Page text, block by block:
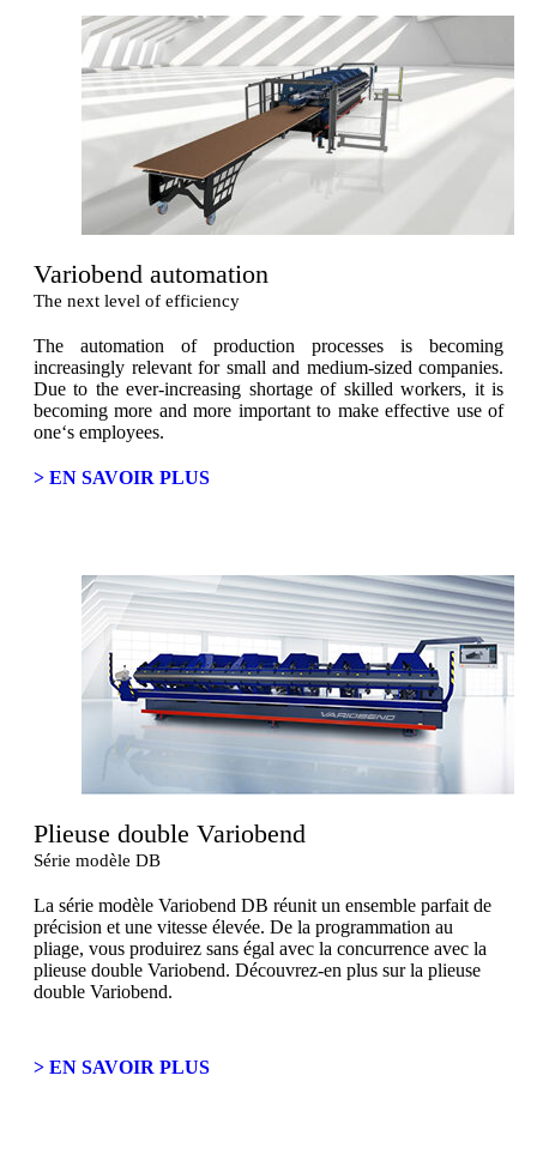
Variobend automation
The next level of efficiency
The automation of production processes is becoming
increasingly relevant for small and medium-sized companies.
Due to the ever-increasing shortage of skilled workers, it is
becoming more and more important to make effective use of
one‘s employees.
> EN SAVOIR PLUS
Plieuse double Variobend
Série modèle DB
La série modèle Variobend DB réunit un ensemble parfait de
précision et une vitesse élevée. De la programmation au
pliage, vous produirez sans égal avec la concurrence avec la
plieuse double Variobend. Découvrez-en plus sur la plieuse
double Variobend.
> EN SAVOIR PLUS